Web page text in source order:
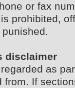
or fax
prohibited,
disclaimer
as
from. If